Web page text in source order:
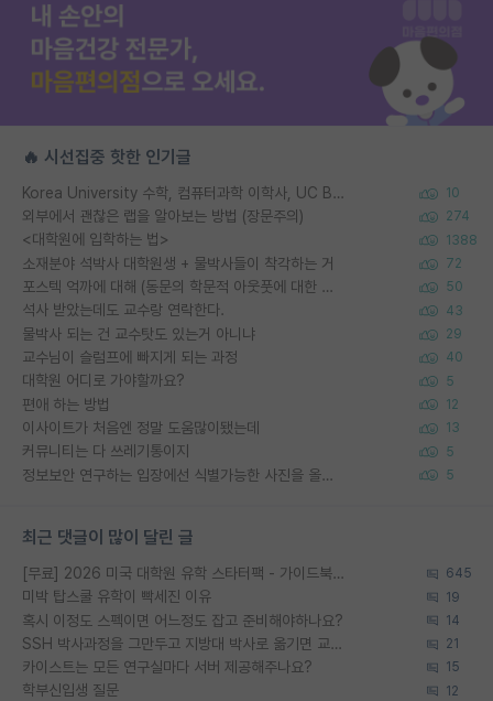
🔥 시선집중 핫한 인기글
Korea University 수학, 컴퓨터과학 이학사, UC Berkeley 산업공학 대학원 공학박사가 되는 것은 쉽지 않겠죠? 10
외부에서 괜찮은 랩을 알아보는 방법 (장문주의) 274
<대학원에 입학하는 법> 1388
소재분야 석박사 대학원생 + 물박사들이 착각하는 거 72
포스텍 억까에 대해 (동문의 학문적 아웃풋에 대한 반박) 50
석사 받았는데도 교수랑 연락한다. 43
물박사 되는 건 교수탓도 있는거 아니냐 29
교수님이 슬럼프에 빠지게 되는 과정 40
대학원 어디로 가야할까요? 5
편애 하는 방법 12
이사이트가 처음엔 정말 도움많이됐는데 13
커뮤니티는 다 쓰레기통이지 5
정보보안 연구하는 입장에선 식별가능한 사진을 올리는건 비추이긴함 5
최근 댓글이 많이 달린 글
[무료] 2026 미국 대학원 유학 스타터팩 - 가이드북 & 합격자 컨택메일 템플릿 645
미박 탑스쿨 유학이 빡세진 이유 19
혹시 이정도 스펙이면 어느정도 잡고 준비해야하나요? 14
SSH 박사과정을 그만두고 지방대 박사로 옮기면 교수의 꿈은 끝일까요? 21
카이스트는 모든 연구실마다 서버 제공해주나요? 15
학부신입생 질문 12